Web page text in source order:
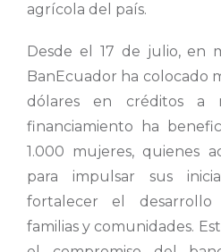
agrícola del país.
Desde el 17 de julio, en
BanEcuador ha colocado
dólares en créditos a
financiamiento ha
1.000 mujeres, quienes
para impulsar sus
fortalecer el
familias y comunidades.